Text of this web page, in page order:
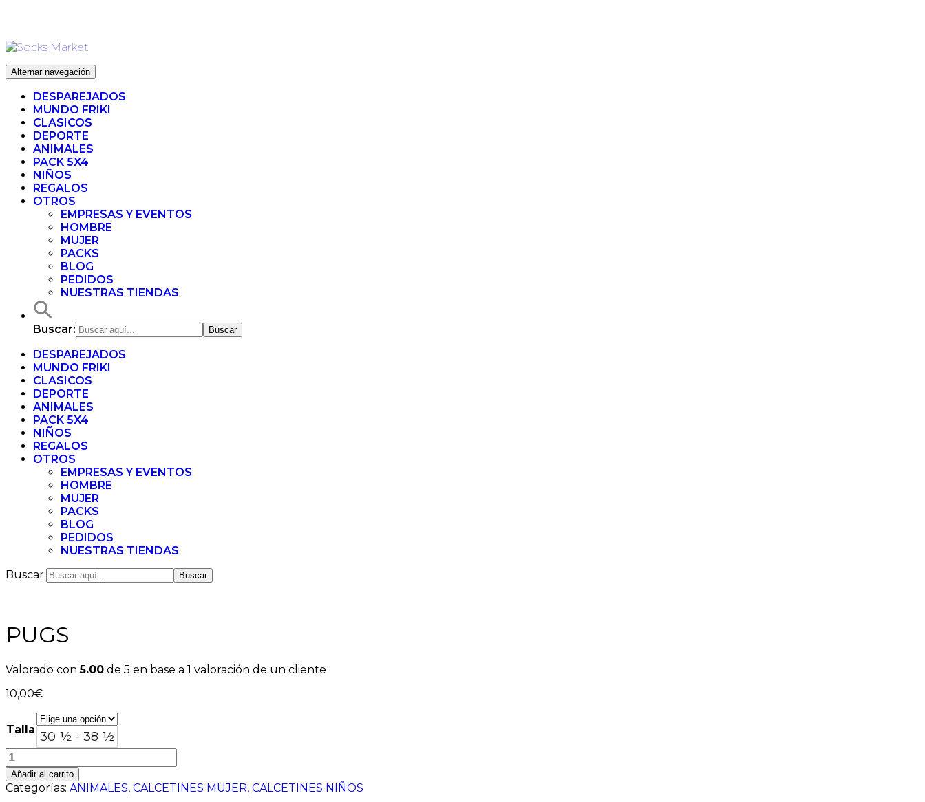
contenido
Alternar navegación
DESPAREJADOS
MUNDO FRIKI
CLASICOS
DEPORTE
ANIMALES
PACK 5X4
NIÑOS
REGALOS
OTROS
EMPRESAS Y EVENTOS
HOMBRE
MUJER
PACKS
BLOG
PEDIDOS
NUESTRAS TIENDAS
Buscar:
DESPAREJADOS
MUNDO FRIKI
CLASICOS
DEPORTE
ANIMALES
PACK 5X4
NIÑOS
REGALOS
OTROS
EMPRESAS Y EVENTOS
HOMBRE
MUJER
PACKS
BLOG
PEDIDOS
NUESTRAS TIENDAS
Buscar:
PUGS
Valorado con5.00 de 5 en base a 1 valoración de un cliente
10,00€
Talla 30 ½ - 38 ½
PUGS
cantidad
Añadir al carrito
Categorías: ANIMALES, CALCETINES MUJER, CALCETINES NIÑOS